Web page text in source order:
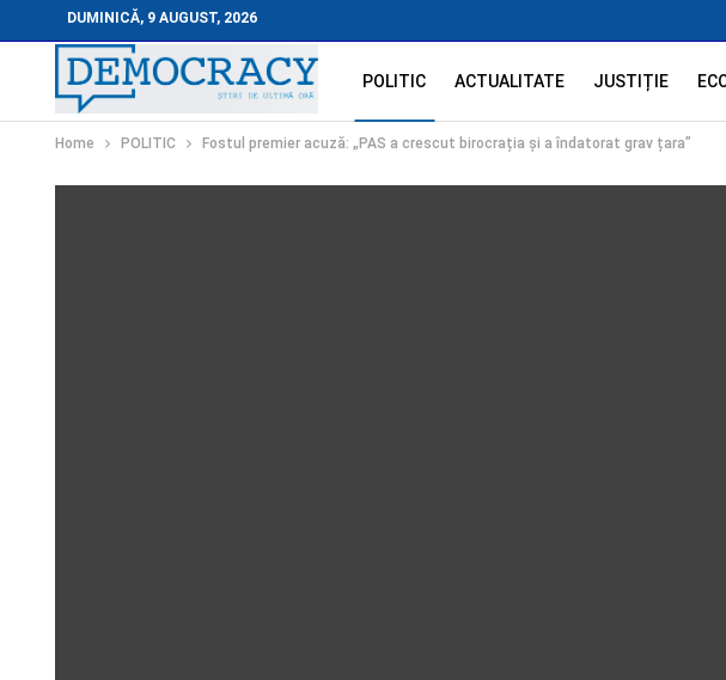
DUMINICĂ, 9 AUGUST, 2026
POLITIC ACTUALITATE JUSTIȚIE
Home POLITIC Fostul premier acuză: „PAS a crescut birocrația și a îndatorat grav țara”